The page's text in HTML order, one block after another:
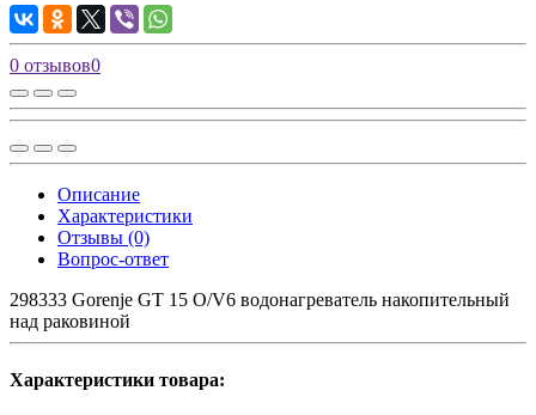
0 отзывов0
Описание
Характеристики
Отзывы (0)
Вопрос-ответ
298333 Gorenje GT 15 O/V6 водонагреватель накопительный
над раковиной
Характеристики товара: